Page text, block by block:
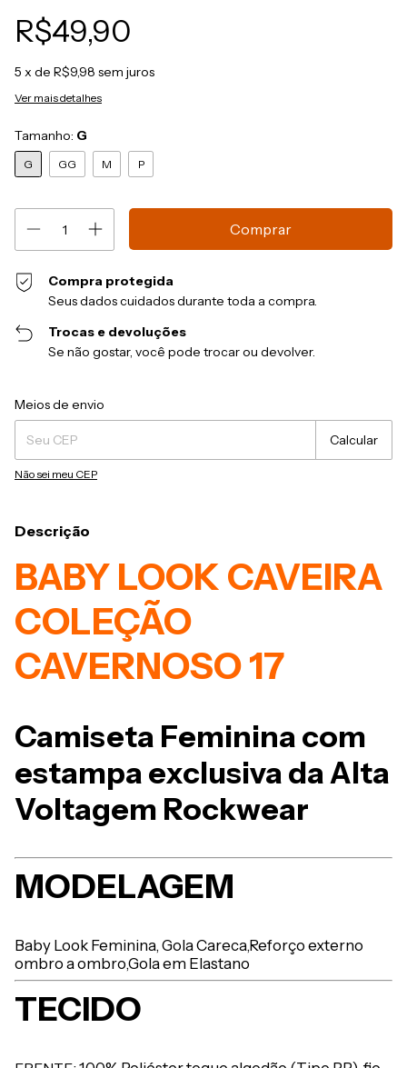
R$49,90
5 x de R$9,98 sem juros
Ver mais detalhes
Tamanho: G
G GG M P
Compra protegida
Seus dados cuidados durante toda a compra.
Trocas e devoluções
Se não gostar, você pode trocar ou devolver.
Entregas para o CEP:
Meios de envio
Calcular
Não sei meu CEP
Descrição
BABY LOOK CAVEIRA
COLEÇÃO
CAVERNOSO 17
Camiseta Feminina com
estampa exclusiva da Alta
Voltagem Rockwear
MODELAGEM
Baby Look Feminina,Gola Careca,Reforço externo
ombro a ombro,Gola em Elastano
TECIDO